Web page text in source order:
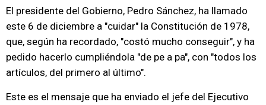
El presidente del Gobierno, Pedro Sánchez, ha llamado
este 6 de diciembre a "cuidar" la Constitución de 1978,
que, según ha recordado, "costó mucho conseguir", y ha
pedido hacerlo cumpliéndola "de pe a pa", con "todos los
artículos, del primero al último".
Este es el mensaje que ha enviado el jefe del Ejecutivo